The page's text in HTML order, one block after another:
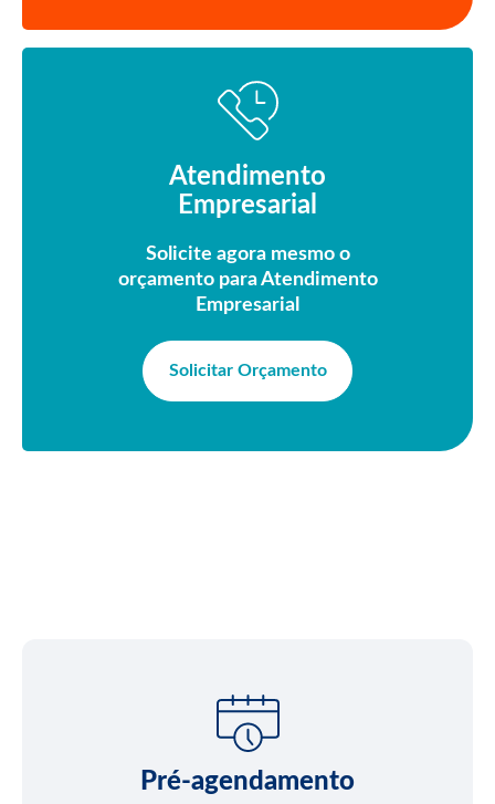
Atendimento
Empresarial
Solicite agora mesmo o
orçamento para Atendimento
Empresarial
Solicitar Orçamento
Pré-agendamento